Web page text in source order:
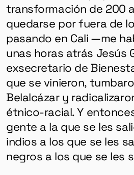
transformación de 200
quedarse por fuera de
pasando en Cali —me
unas horas atrás Jesús
exsecretario de
que se vinieron,
Belalcázar y
étnico-racial. Y
gente a la que se les
indios a los que se les
negros a los que se les